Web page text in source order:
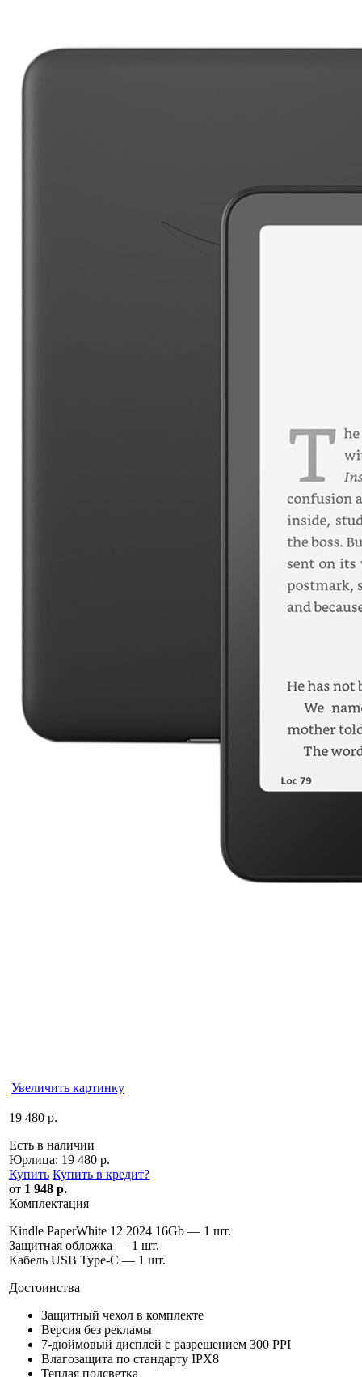
Увеличить картинку
19 480 р.
Есть в наличии
Юрлица: 19 480 р.
Купить Купить в кредит?
от 1 948 р.
Комплектация
Kindle PaperWhite 12 2024 16Gb — 1 шт.
Защитная обложка — 1 шт.
Кабель USB Type-C — 1 шт.
Достоинства
Защитный чехол в комплекте
Версия без рекламы
7-дюймовый дисплей с разрешением 300 PPI
Влагозащита по стандарту IPX8
Теплая подсветка